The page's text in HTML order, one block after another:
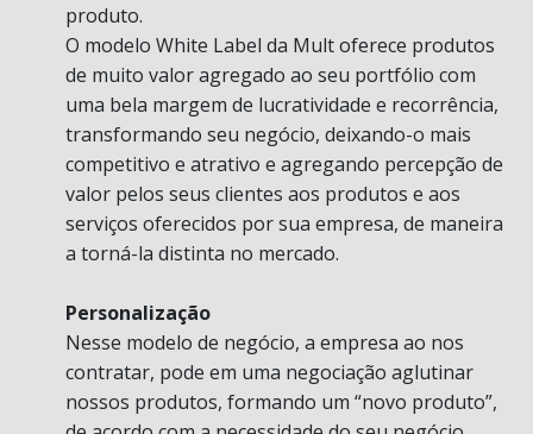
produto.
O modelo White Label da Mult oferece produtos
de muito valor agregado ao seu portfólio com
uma bela margem de lucratividade e recorrência,
transformando seu negócio, deixando-o mais
competitivo e atrativo e agregando percepção de
valor pelos seus clientes aos produtos e aos
serviços oferecidos por sua empresa, de maneira
a torná-la distinta no mercado.
Personalização
Nesse modelo de negócio, a empresa ao nos
contratar, pode em uma negociação aglutinar
nossos produtos, formando um “novo produto”,